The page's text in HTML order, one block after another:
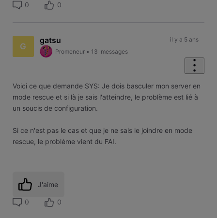
0 0
G
gatsu
Promeneur • 13 messages
il y a 5 ans
Voici ce que demande SYS: Je dois basculer mon server en
mode rescue et si là je sais l'atteindre, le problème est lié à
un soucis de configuration.
Si ce n'est pas le cas et que je ne sais le joindre en mode
rescue, le problème vient du FAI.
J'aime
0 0